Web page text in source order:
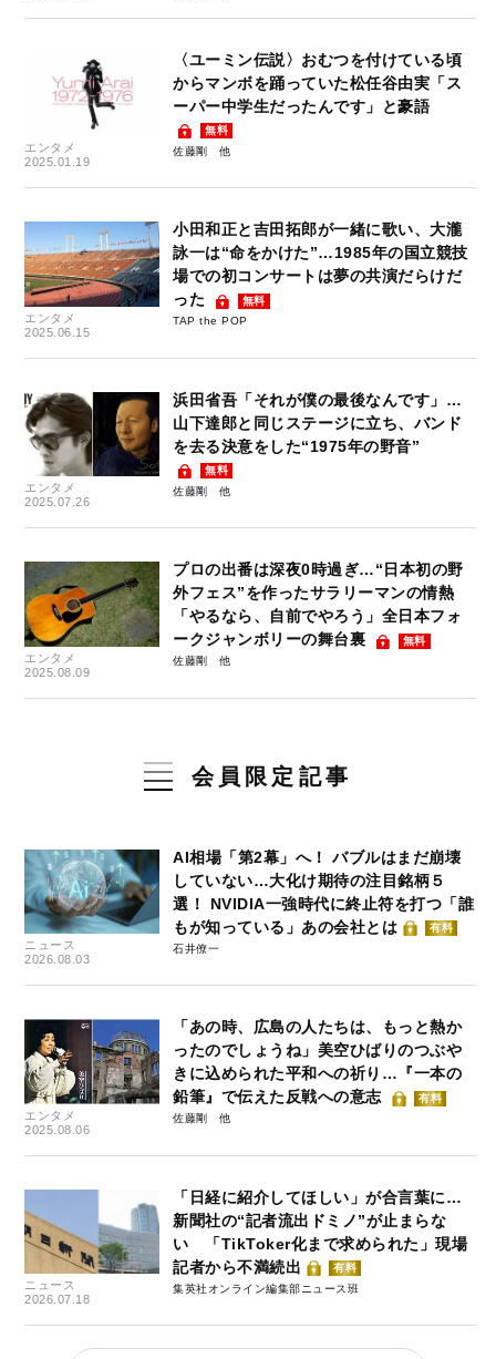
エンタメ
2025.01.19
〈ユーミン伝説〉おむつを付けている頃
からマンボを踊っていた松任谷由実「ス
ーパー中学生だったんです」と豪語
無料
佐藤剛
エンタメ
2025.06.15
小田和正と吉田拓郎が一緒に歌い、大瀧
詠一は“命をかけた”…1985年の国立競技
場での初コンサートは夢の共演だらけだ
った
無料
TAP the POP
エンタメ
2025.07.26
浜田省吾「それが僕の最後なんです」…
山下達郎と同じステージに立ち、バンド
を去る決意をした“1975年の野音”
無料
佐藤剛
エンタメ
2025.08.09
プロの出番は深夜0時過ぎ…“日本初の野
外フェス”を作ったサラリーマンの情熱
「やるなら、自前でやろう」全日本フォ
ークジャンボリーの舞台裏
無料
佐藤剛
会員限定記事
ニュース
2026.08.03
AI相場「第2幕」へ！ バブルはまだ崩壊
していない…大化け期待の注目銘柄５
選！ NVIDIA一強時代に終止符を打つ「誰
もが知っている」あの会社とは
有料
石井僚一
エンタメ
2025.08.06
「あの時、広島の人たちは、もっと熱か
ったのでしょうね」美空ひばりのつぶや
きに込められた平和への祈り…『一本の
鉛筆』で伝えた反戦への意志
有料
佐藤剛
ニュース
2026.07.18
「日経に紹介してほしい」が合言葉に…
新聞社の“記者流出ドミノ”が止まらな
い 「TikToker化まで求められた」現場
記者から不満続出
有料
集英社オンライン編集部ニュース班